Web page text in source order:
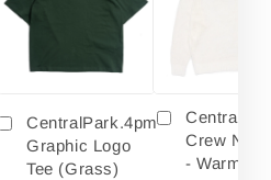
CentralPark.4pm
Graphic Logo
Tee (Grass)
Crew
- Warm